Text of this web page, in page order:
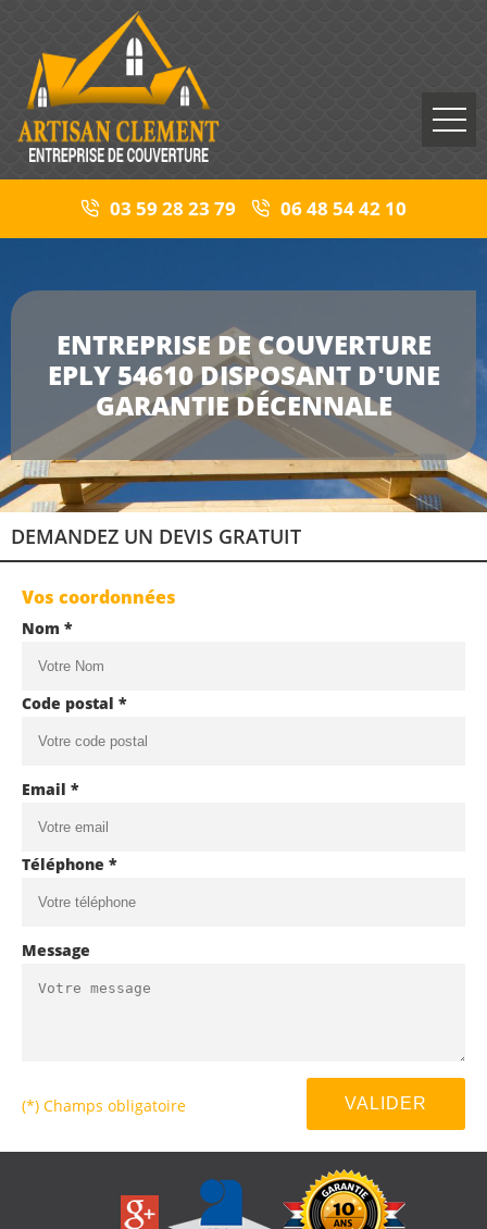
03 59 28 23 79 06 48 54 42 10
ENTREPRISE DE COUVERTURE
EPLY 54610 DISPOSANT D'UNE
GARANTIE DÉCENNALE
DEMANDEZ UN DEVIS GRATUIT
Vos coordonnées
Nom *
Code postal *
Email *
Téléphone *
Message
(*) Champs obligatoire